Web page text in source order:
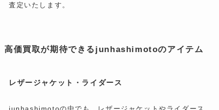
査定いたします。
高価買取が期待できるjunhashimotoのアイテム
レザージャケット・ライダース